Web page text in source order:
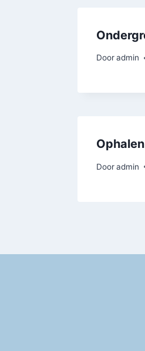
Door admin
Door admin